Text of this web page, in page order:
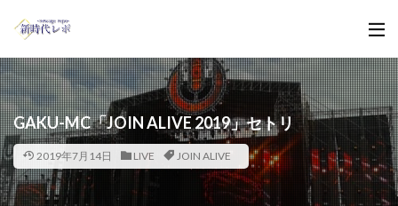
GAKU-MC「JOIN ALIVE 2019」セトリ
2019年7月14日 LIVE JOIN ALIVE